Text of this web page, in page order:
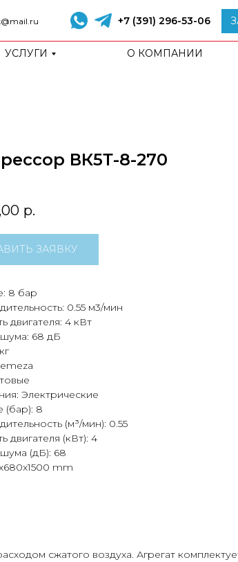
+7 (391) 296-53-06
УСЛУГИ О КОМПАНИИ
ВК5Т-8-270
р.
ЗАЯВКУ
8 бар
0.55 м3/мин
двигателя: 4 кВт
68 дБ
Электрические
(бар): 8
(м³/мин): 0.55
двигателя (кВт): 4
(дБ): 68
mm
сжатого воздуха. Агрегат